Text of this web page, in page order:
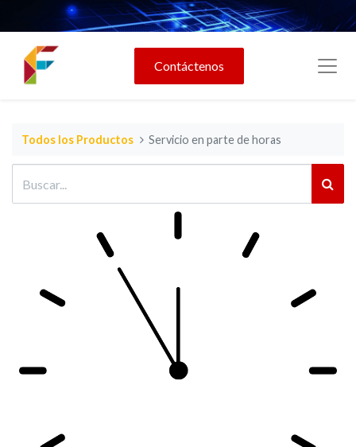
Contáctenos
Todos los Productos Servicio en parte de horas